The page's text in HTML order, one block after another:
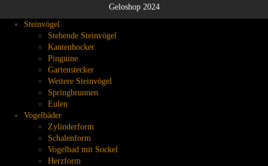
Geloshop 2024
Steinvögel
Stehende Steinvögel
Kantenhocker
Pinguine
Gartenstecker
Weitere Steinvögel
Springbrunnen
Eulen
Vogelbäder
Zylinderform
Schalenform
Vogelbad mit Sockel
Herzform